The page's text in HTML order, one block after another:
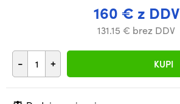
160 € z DDV
131.15 € brez DDV
- + KUPI